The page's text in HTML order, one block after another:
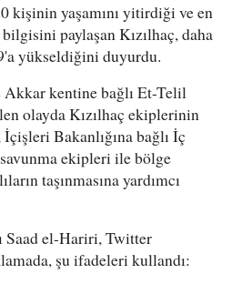
kişinin yaşamını yitirdiği ve en
paylaşan Kızılhaç, daha
yükseldiğini duyurdu.
Akkar kentine bağlı Et-Telil
olayda Kızılhaç ekiplerinin
Bakanlığına bağlı İç
ekipleri ile bölge
taşınmasına yardımcı
Saad el-Hariri, Twitter
şu ifadeleri kullandı: